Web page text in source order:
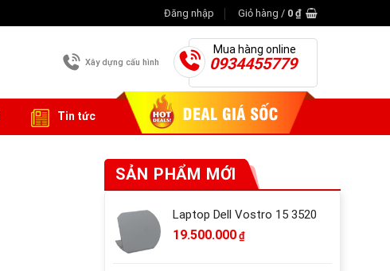
Đăng nhập Giỏ hàng / 0 ₫
Xây dựng cấu hình
Mua hàng online
0934455779
Tin tức
SẢN PHẨM MỚI
Laptop Dell Vostro 15 3520
19.500.000 ₫